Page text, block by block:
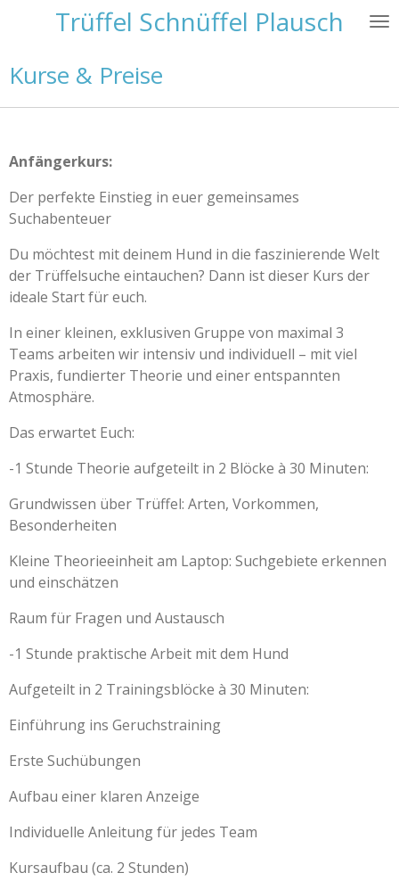
Trüffel Schnüffel Plausch
Kurse & Preise
Anfängerkurs:
Der perfekte Einstieg in euer gemeinsames
Suchabenteuer
Du möchtest mit deinem Hund in die faszinierende Welt
der Trüffelsuche eintauchen? Dann ist dieser Kurs der
ideale Start für euch.
In einer kleinen, exklusiven Gruppe von maximal 3
Teams arbeiten wir intensiv und individuell – mit viel
Praxis, fundierter Theorie und einer entspannten
Atmosphäre.
Das erwartet Euch:
-1 Stunde Theorie aufgeteilt in 2 Blöcke à 30 Minuten:
Grundwissen über Trüffel: Arten, Vorkommen,
Besonderheiten
Kleine Theorieeinheit am Laptop: Suchgebiete erkennen
und einschätzen
Raum für Fragen und Austausch
-1 Stunde praktische Arbeit mit dem Hund
Aufgeteilt in 2 Trainingsblöcke à 30 Minuten:
Einführung ins Geruchstraining
Erste Suchübungen
Aufbau einer klaren Anzeige
Individuelle Anleitung für jedes Team
Kursaufbau (ca. 2 Stunden)